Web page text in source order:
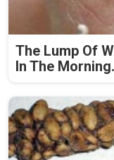
The Lump Of
In The